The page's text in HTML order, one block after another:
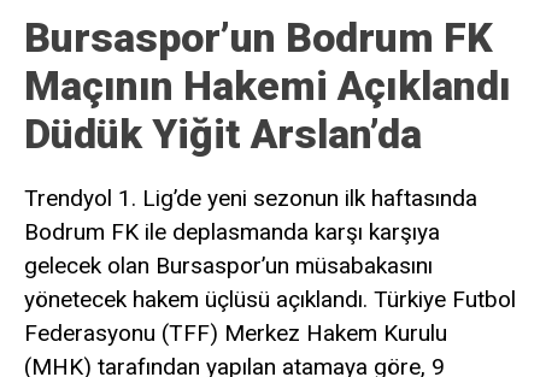
Bursaspor’un Bodrum FK
Maçının Hakemi Açıklandı
Düdük Yiğit Arslan’da
Trendyol 1. Lig’de yeni sezonun ilk haftasında
Bodrum FK ile deplasmanda karşı karşıya
gelecek olan Bursaspor’un müsabakasını
yönetecek hakem üçlüsü açıklandı. Türkiye Futbol
Federasyonu (TFF) Merkez Hakem Kurulu
(MHK) tarafından yapılan atamaya göre, 9